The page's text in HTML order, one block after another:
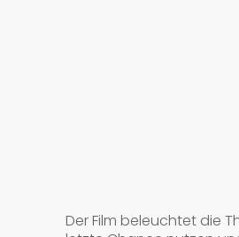
Der Film beleuchtet die